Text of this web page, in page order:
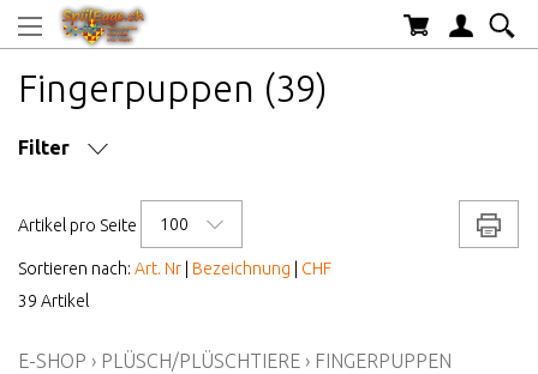
Fingerpuppen (39)
Filter
AB WELCHEM ALTER
Artikel pro Seite 100
Sortieren nach: Art. Nr Bezeichnung
CHF
39 Artikel
E-SHOP › PLÜSCH/PLÜSCHTIERE › FINGERPUPPEN